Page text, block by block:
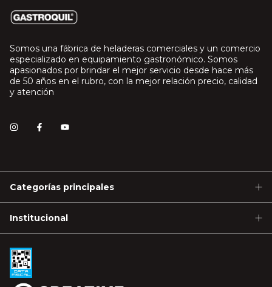
Somos una fábrica de heladeras comerciales y un comercio
especializado en equipamiento gastronómico. Somos
apasionados por brindar el mejor servicio desde hace más
de 50 años en el rubro, con la mejor relación precio, calidad
y atención
Categorías principales
Institucional